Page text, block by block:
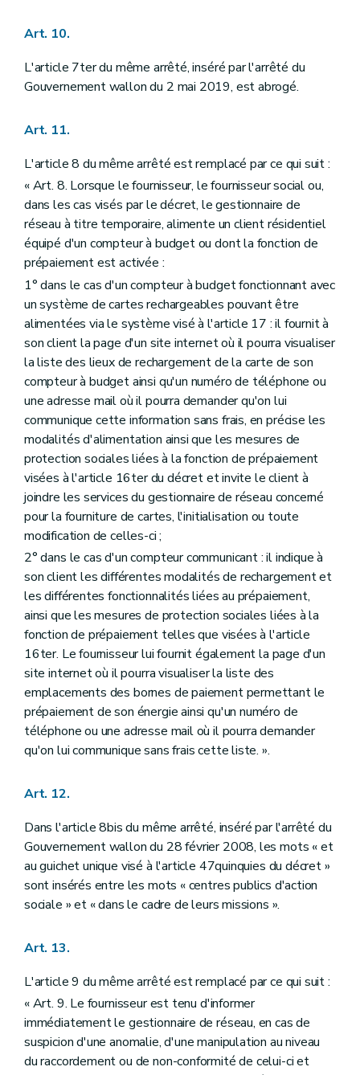
Art. 10.
L'article 7ter du même arrêté, inséré par l'arrêté du
Gouvernement wallon du 2 mai 2019, est abrogé.
Art. 11.
L'article 8 du même arrêté est remplacé par ce qui suit :
« Art. 8. Lorsque le fournisseur, le fournisseur social ou,
dans les cas visés par le décret, le gestionnaire de
réseau à titre temporaire, alimente un client résidentiel
équipé d'un compteur à budget ou dont la fonction de
prépaiement est activée :
1° dans le cas d'un compteur à budget fonctionnant avec
un système de cartes rechargeables pouvant être
alimentées via le système visé à l'article 17 : il fournit à
son client la page d'un site internet où il pourra visualiser
la liste des lieux de rechargement de la carte de son
compteur à budget ainsi qu'un numéro de téléphone ou
une adresse mail où il pourra demander qu'on lui
communique cette information sans frais, en précise les
modalités d'alimentation ainsi que les mesures de
protection sociales liées à la fonction de prépaiement
visées à l'article 16ter du décret et invite le client à
joindre les services du gestionnaire de réseau concerné
pour la fourniture de cartes, l'initialisation ou toute
modification de celles-ci ;
2° dans le cas d'un compteur communicant : il indique à
son client les différentes modalités de rechargement et
les différentes fonctionnalités liées au prépaiement,
ainsi que les mesures de protection sociales liées à la
fonction de prépaiement telles que visées à l'article
16ter. Le fournisseur lui fournit également la page d'un
site internet où il pourra visualiser la liste des
emplacements des bornes de paiement permettant le
prépaiement de son énergie ainsi qu'un numéro de
téléphone ou une adresse mail où il pourra demander
qu'on lui communique sans frais cette liste. ».
Art. 12.
Dans l'article 8bis du même arrêté, inséré par l'arrêté du
Gouvernement wallon du 28 février 2008, les mots « et
au guichet unique visé à l'article 47quinquies du décret »
sont insérés entre les mots « centres publics d'action
sociale » et « dans le cadre de leurs missions ».
Art. 13.
L'article 9 du même arrêté est remplacé par ce qui suit :
« Art. 9. Le fournisseur est tenu d'informer
immédiatement le gestionnaire de réseau, en cas de
suspicion d'une anomalie, d'une manipulation au niveau
du raccordement ou de non-conformité de celui-ci et